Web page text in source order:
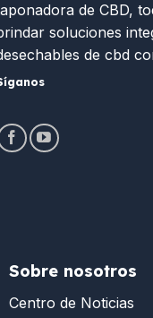
de CBD,
soluciones
de cbd
Sobre nosotros
Centro de Noticias